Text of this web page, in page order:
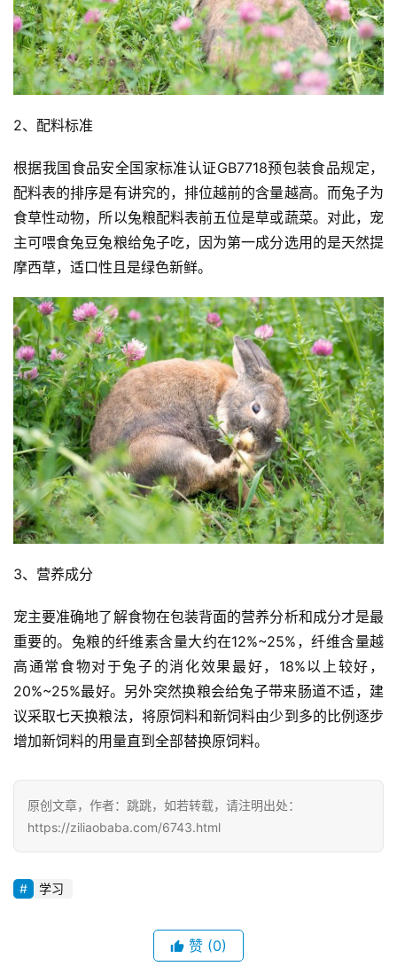
投
稿
好
诗
2、配料标准
根据我国食品安全国家标准认证GB7718预包装食品规定，
配料表的排序是有讲究的，排位越前的含量越高。而兔子为
食草性动物，所以兔粮配料表前五位是草或蔬菜。对此，宠
主可喂食兔豆兔粮给兔子吃，因为第一成分选用的是天然提
摩西草，适口性且是绿色新鲜。
3、营养成分
宠主要准确地了解食物在包装背面的营养分析和成分才是最
重要的。兔粮的纤维素含量大约在12%~25%，纤维含量越
高通常食物对于兔子的消化效果最好，18%以上较好，
20%~25%最好。另外突然换粮会给兔子带来肠道不适，建
议采取七天换粮法，将原饲料和新饲料由少到多的比例逐步
增加新饲料的用量直到全部替换原饲料。
原创文章，作者：跳跳，如若转载，请注明出处：
https://ziliaobaba.com/6743.html
学习
赞 (0)